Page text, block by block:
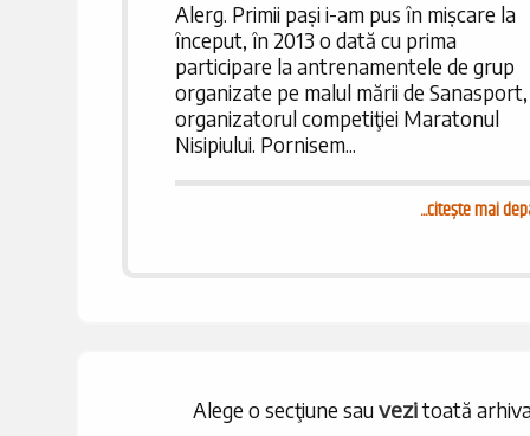
Alerg. Primii pași i-am pus în mișcare la
început, în 2013 o dată cu prima
participare la antrenamentele de grup
organizate pe malul mării de Sanasport,
organizatorul competiţiei Maratonul
Nisipiului. Pornisem...
...citește mai
Alege o secţiune sauvezitoată